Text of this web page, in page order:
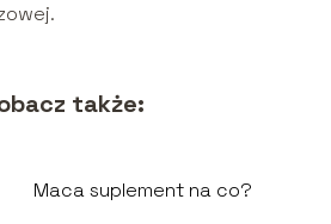
także:
Maca suplement na co?